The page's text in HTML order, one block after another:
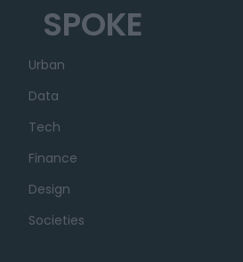
SPOKE
Urban
Data
Tech
Finance
Design
Societies